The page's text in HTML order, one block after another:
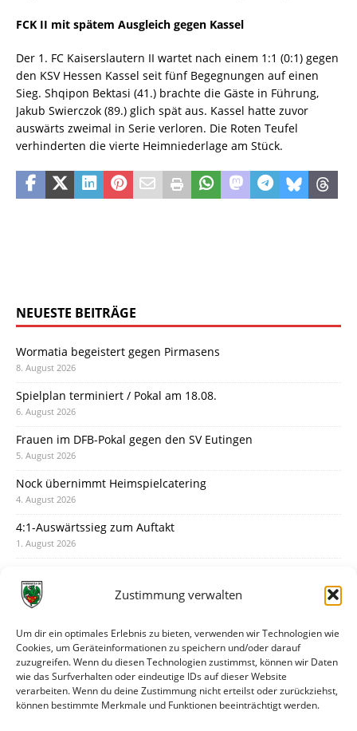
Zustimmung verwalten
Um dir ein optimales Erlebnis zu bieten, verwenden wir Technologien wie
Cookies, um Geräteinformationen zu speichern und/oder darauf
zuzugreifen. Wenn du diesen Technologien zustimmst, können wir Daten
wie das Surfverhalten oder eindeutige IDs auf dieser Website
verarbeiten. Wenn du deine Zustimmung nicht erteilst oder zurückziehst,
können bestimmte Merkmale und Funktionen beeinträchtigt werden.
FCK II mit spätem Ausgleich gegen Kassel
Der 1. FC Kaiserslautern II wartet nach einem 1:1 (0:1) gegen
den KSV Hessen Kassel seit fünf Begegnungen auf einen
Sieg. Shqipon Bektasi (41.) brachte die Gäste in Führung,
Jakub Swierczok (89.) glich spät aus. Kassel hatte zuvor
auswärts zweimal in Serie verloren. Die Roten Teufel
verhinderten die vierte Heimniederlage am Stück.
NEUESTE BEITRÄGE
Wormatia begeistert gegen Pirmasens
8. August 2026
Spielplan terminiert / Pokal am 18.08.
6. August 2026
Frauen im DFB-Pokal gegen den SV Eutingen
5. August 2026
Nock übernimmt Heimspielcatering
4. August 2026
4:1-Auswärtssieg zum Auftakt
1. August 2026
31. Juli 2026
30. Juli 2026
Deine Spielminute: 89+1
28. Juli 2026
Neuer Rückensponsor